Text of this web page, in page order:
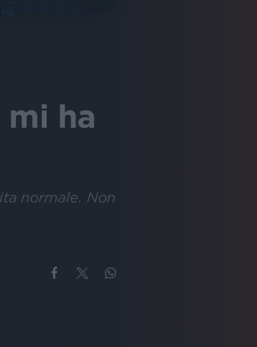
ha
normale. Non